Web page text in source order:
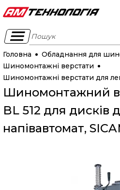
Пошук
Головна
Обладнання для
Шиномонтажні верстати
Шиномонтажні верстати для
Шиномонтажний
BL 512 для дисків
напівавтомат,